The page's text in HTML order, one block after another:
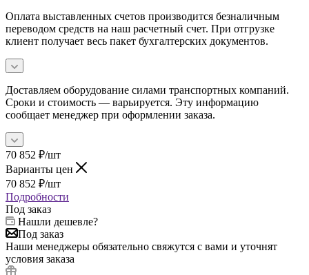
Оплата выставленных счетов производится безналичным
переводом средств на наш расчетный счет. При отгрузке
клиент получает весь пакет бухгалтерских документов.
Доставляем оборудование силами транспортных компаний.
Сроки и стоимость — варьируется. Эту информацию
сообщает менеджер при оформлении заказа.
70 852 ₽/шт
Варианты цен
70 852 ₽/шт
Подробности
Под заказ
Нашли дешевле?
Под заказ
Наши менеджеры обязательно свяжутся с вами и уточнят
условия заказа